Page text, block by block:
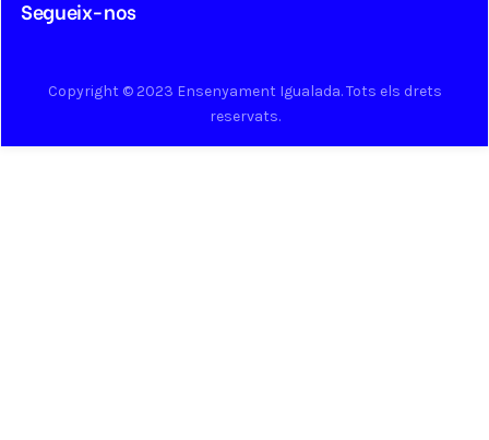
Segueix-nos
Copyright © 2023 Ensenyament Igualada. Tots els drets
reservats.